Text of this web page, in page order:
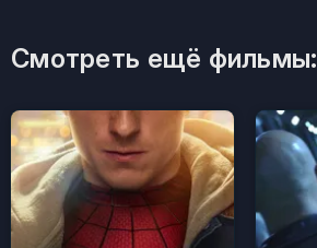
Смотреть ещё фильмы: